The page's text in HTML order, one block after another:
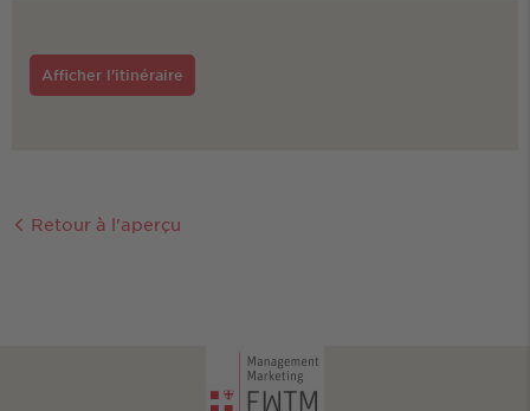
Afficher l'itinéraire
Retour à l'aperçu